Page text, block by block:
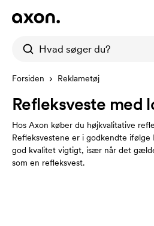
Forsiden Reklametøj
Refleksveste med
Hos Axon køber du højkvalitative
Refleksvestene er i godkendte ifølge
god kvalitet vigtigt, især når det
som en refleksvest.